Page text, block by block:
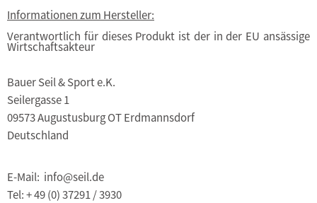
Informationen zum Hersteller:
Verantwortlich für dieses Produkt ist der in der EU ansässige
Wirtschaftsakteur
Bauer Seil & Sport e.K.
Seilergasse 1
09573 Augustusburg OT Erdmannsdorf
Deutschland
E-Mail: info@seil.de
Tel: + 49 (0) 37291 / 3930